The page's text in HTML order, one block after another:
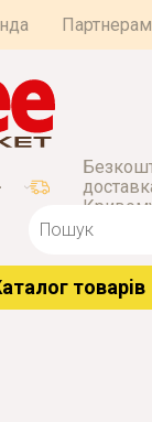
Партнерам
товарiв